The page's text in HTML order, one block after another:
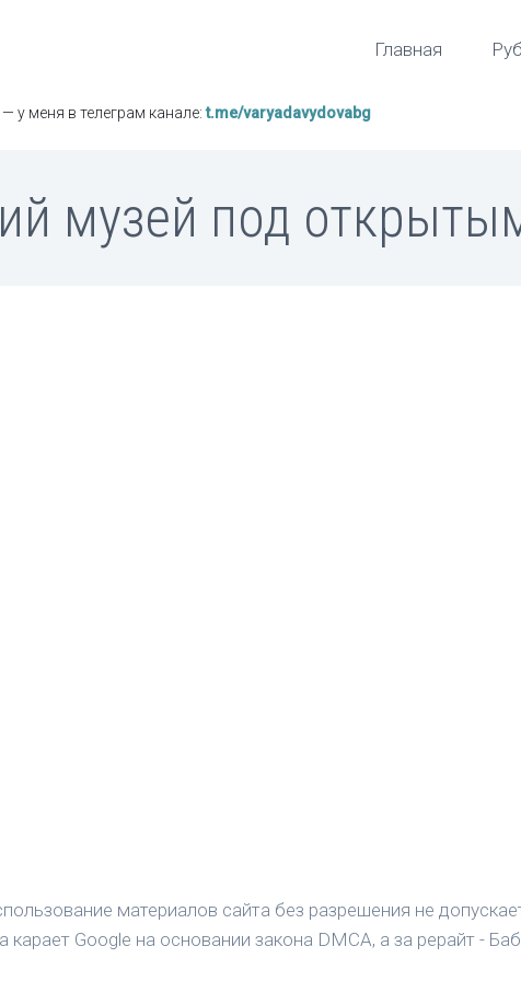
Главная
у меня в телеграм канале:t.me/varyadavydovabg
музей под
материалов сайта без разрешения не
Google на основании закона DMCA, а за рерайт -